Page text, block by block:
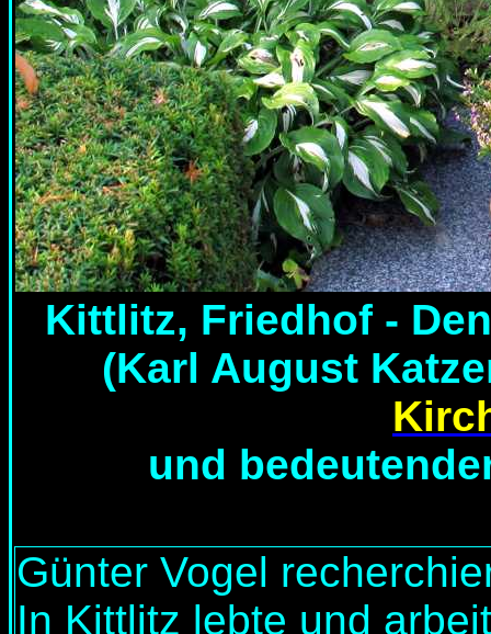
Kittlitz, Friedhof -
(Karl August
und
Günter Vogel
In Kittlitz lebte und